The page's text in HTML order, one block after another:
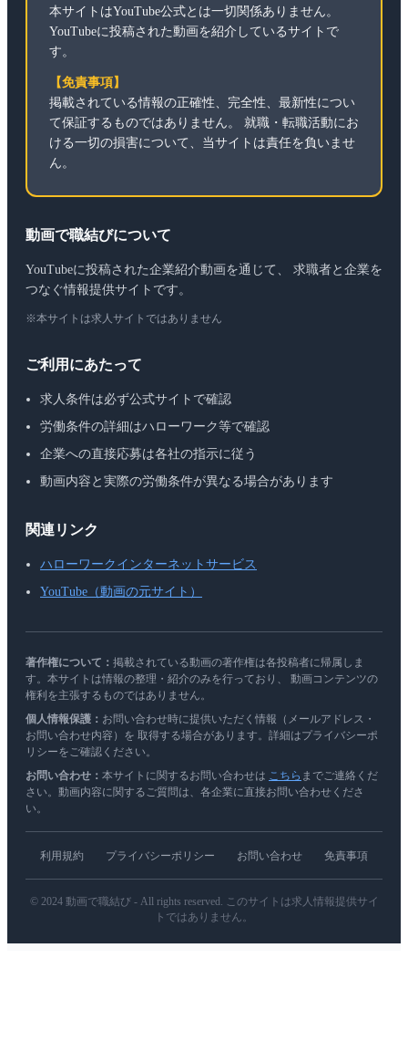
本サイトはYouTube公式とは一切関係ありません。
YouTubeに投稿された動画を紹介しているサイトで
す。
【免責事項】
掲載されている情報の正確性、完全性、最新性につい
て保証するものではありません。 就職・転職活動にお
ける一切の損害について、当サイトは責任を負いませ
ん。
動画で職結びについて
YouTubeに投稿された企業紹介動画を通じて、 求職者と企業を
つなぐ情報提供サイトです。
※本サイトは求人サイトではありません
ご利用にあたって
求人条件は必ず公式サイトで確認
労働条件の詳細はハローワーク等で確認
企業への直接応募は各社の指示に従う
動画内容と実際の労働条件が異なる場合があります
関連リンク
ハローワークインターネットサービス
YouTube（動画の元サイト）
著作権について： 掲載されている動画の著作権は各投稿者に帰属しま
す。本サイトは情報の整理・紹介のみを行っており、 動画コンテンツの
権利を主張するものではありません。
個人情報保護： お問い合わせ時に提供いただく情報（メールアドレス・
お問い合わせ内容）を 取得する場合があります。詳細はプライバシーポ
リシーをご確認ください。
お問い合わせ： 本サイトに関するお問い合わせは こちら までご連絡くだ
さい。動画内容に関するご質問は、各企業に直接お問い合わせくださ
い。
利用規約 プライバシーポリシー お問い合わせ 免責事項
© 2024 動画で職結び - All rights reserved. このサイトは求人情報提供サイ
トではありません。